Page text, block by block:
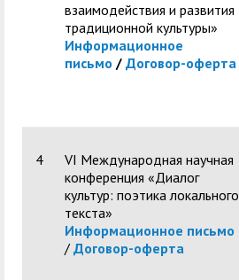
взаимодействия и развития
традиционной культуры»
Информационное
письмо / Договор-оферта
4
VI Международная научная
конференция «Диалог
культур: поэтика локального
текста»
Информационное письмо
/ Договор-оферта